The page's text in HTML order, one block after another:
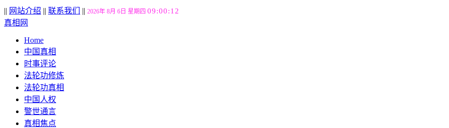
|| 网站介绍 || 联系我们 || 2026年 8月 6日 星期四 09:00:13
真相网
Home
中国真相
时事评论
法轮功修炼
法轮功真相
中国人权
警世通言
真相焦点